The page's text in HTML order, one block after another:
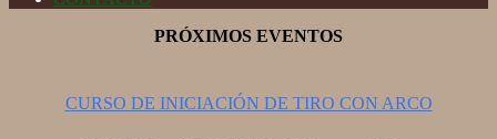
PRÓXIMOS EVENTOS
CURSO DE INICIACIÓN DE TIRO CON ARCO